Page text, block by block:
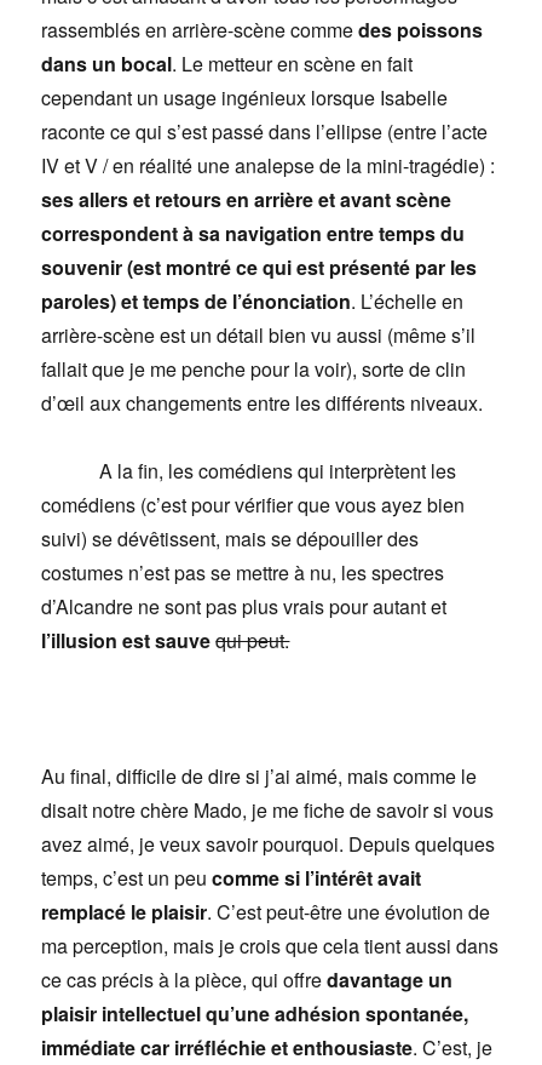
rassemblés en arrière-scène commedes poissons
dans un bocal. Le metteur en scène en fait
cependant un usage ingénieux lorsque Isabelle
raconte ce qui s’est passé dans l’ellipse (entre l’acte
IV et V / en réalité une analepse de la mini-tragédie) :
ses allers et retours en arrière et avant scène
correspondent à sa navigation entre temps du
souvenir (est montré ce qui est présenté par les
paroles) et temps de l’énonciation. L’échelle en
arrière-scène est un détail bien vu aussi (même s’il
fallait que je me penche pour la voir), sorte de clin
d’œil aux changements entre les différents niveaux.
A la fin, les comédiens qui interprètent les
comédiens (c’est pour vérifier que vous ayez bien
suivi) se dévêtissent, mais se dépouiller des
costumes n’est pas se mettre à nu, les spectres
d’Alcandre ne sont pas plus vrais pour autant et
l’illusion est sauvequi peut.
Au final, difficile de dire si j’ai aimé, mais comme le
disait notre chère Mado, je me fiche de savoir si vous
avez aimé, je veux savoir pourquoi. Depuis quelques
temps, c’est un peucomme si l’intérêt avait
remplacé le plaisir. C’est peut-être une évolution de
ma perception, mais je crois que cela tient aussi dans
ce cas précis à la pièce, qui offredavantage un
plaisir intellectuel qu’une adhésion spontanée,
immédiate car irréfléchie et enthousiaste. C’est, je